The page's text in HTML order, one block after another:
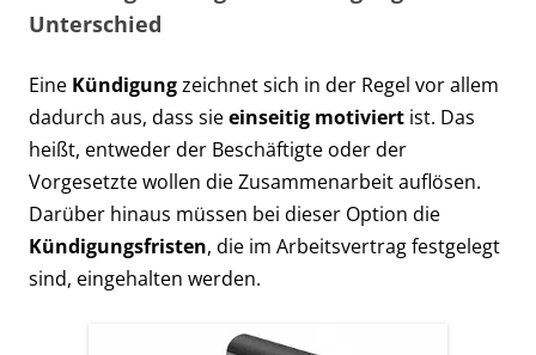
Unterschied
Eine Kündigungzeichnet sich in der Regel vor allem
dadurch aus, dass sieeinseitig motiviert ist. Das
heißt, entweder der Beschäftigte oder der
Vorgesetzte wollen die Zusammenarbeit auflösen.
Darüber hinaus müssen bei dieser Option die
Kündigungsfristen, die im Arbeitsvertrag festgelegt
sind, eingehalten werden.